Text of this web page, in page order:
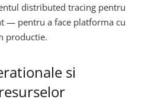
distributed tracing pentru
— pentru a face platforma cu
productie.
si